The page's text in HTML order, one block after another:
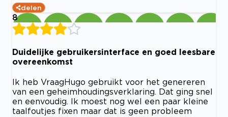
delen
8
Duidelijke gebruikersinterface en goed leesbare
overeenkomst
Ik heb VraagHugo gebruikt voor het genereren
van een geheimhoudingsverklaring. Dat ging snel
en eenvoudig. Ik moest nog wel een paar kleine
taalfoutjes fixen maar dat is geen probleem